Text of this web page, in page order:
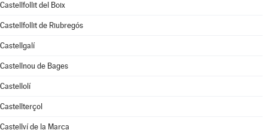
Castellfollit del Boix
Castellfollit de Riubregós
Castellgalí
Castellnou de Bages
Castellolí
Castellterçol
Castellví de la Marca